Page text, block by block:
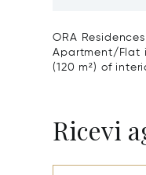
ORA
Apartment/Flat
(120 m²) of
Ricevi